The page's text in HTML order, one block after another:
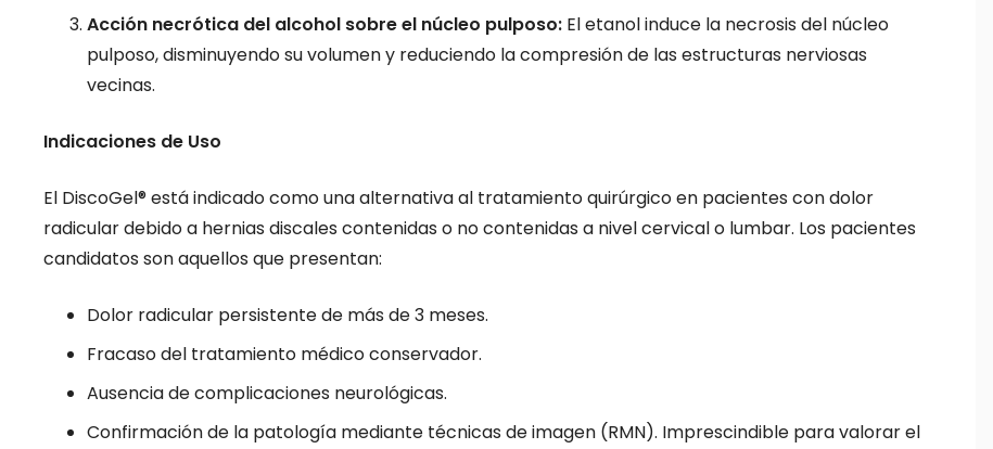
Acción necrótica del alcohol sobre el núcleo pulposo: El etanol induce la necrosis del núcleo
pulposo, disminuyendo su volumen y reduciendo la compresión de las estructuras nerviosas
vecinas.
Indicaciones de Uso
El DiscoGel® está indicado como una alternativa al tratamiento quirúrgico en pacientes con dolor
radicular debido a hernias discales contenidas o no contenidas a nivel cervical o lumbar. Los pacientes
candidatos son aquellos que presentan:
Dolor radicular persistente de más de 3 meses.
Fracaso del tratamiento médico conservador.
Ausencia de complicaciones neurológicas.
Confirmación de la patología mediante técnicas de imagen (RMN). Imprescindible para valorar el
es decir, en la percepción
sin que haya pruebas claras de Neuroestimulación
medular de los cordones
dolor La neuroestimulación medular de
los cordones posteriores (también
conocida como estimulación de la
aplicación de impulsos eléctricos…
Neuropatía de Fibra Fina
(SFN): Diagnóstico, Clínica
enfermedad que afecta a las pequeñas
fibras nerviosas, incluyendo las fibras